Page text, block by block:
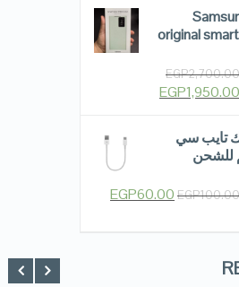
original
EGP
EGP1,950.00
تايب سي
للشحن
EGP
EGP60.00